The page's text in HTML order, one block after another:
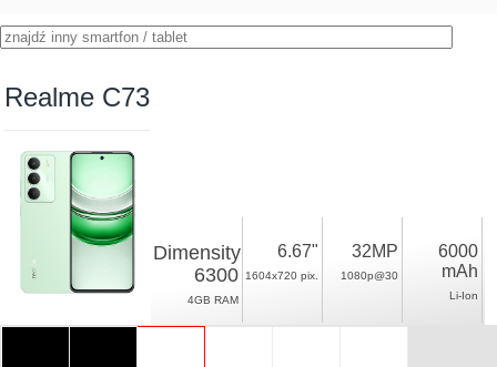
Realme C73
Dimensity
6300
4GB RAM
6.67"
1604x720 pix.
32MP
1080p@30
6000
mAh
Li-Ion